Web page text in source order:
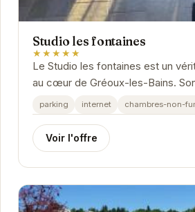
Studio les fontaines
★★★★★
Le Studio les fontaines est un
au cœur de Gréoux-les-Bains.
privilégié offre un accès facile aux
parking internet chambres-non-
Voir l'offre